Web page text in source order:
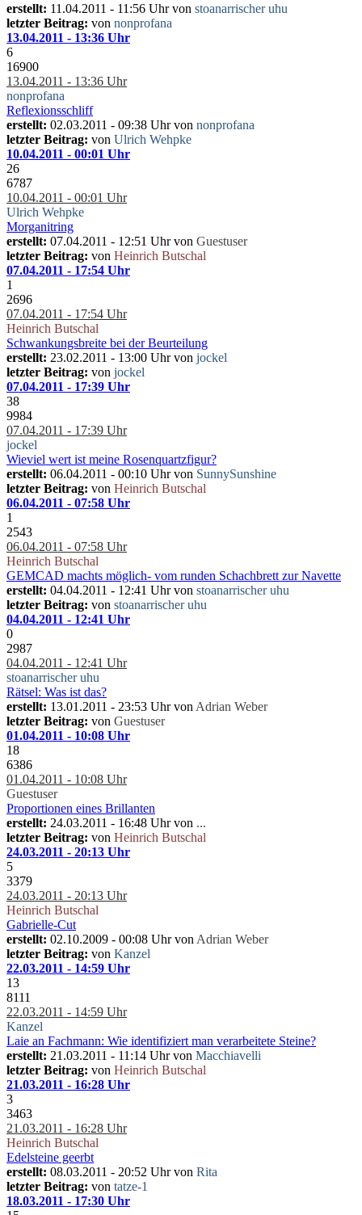
erstellt: 11.04.2011 - 11:56 Uhr von stoanarrischer uhu
letzter Beitrag: von nonprofana
13.04.2011 - 13:36 Uhr
6
16900
13.04.2011 - 13:36 Uhr
nonprofana
Reflexionsschliff
erstellt: 02.03.2011 - 09:38 Uhr von nonprofana
letzter Beitrag: von Ulrich Wehpke
10.04.2011 - 00:01 Uhr
26
6787
10.04.2011 - 00:01 Uhr
Ulrich Wehpke
Morganitring
erstellt: 07.04.2011 - 12:51 Uhr von Guestuser
letzter Beitrag: von Heinrich Butschal
07.04.2011 - 17:54 Uhr
1
2696
07.04.2011 - 17:54 Uhr
Heinrich Butschal
Schwankungsbreite bei der Beurteilung
erstellt: 23.02.2011 - 13:00 Uhr von jockel
letzter Beitrag: von jockel
07.04.2011 - 17:39 Uhr
38
9984
07.04.2011 - 17:39 Uhr
jockel
Wieviel wert ist meine Rosenquartzfigur?
erstellt: 06.04.2011 - 00:10 Uhr von SunnySunshine
letzter Beitrag: von Heinrich Butschal
06.04.2011 - 07:58 Uhr
1
2543
06.04.2011 - 07:58 Uhr
Heinrich Butschal
GEMCAD machts möglich- vom runden Schachbrett zur Navette
erstellt: 04.04.2011 - 12:41 Uhr von stoanarrischer uhu
letzter Beitrag: von stoanarrischer uhu
04.04.2011 - 12:41 Uhr
0
2987
04.04.2011 - 12:41 Uhr
stoanarrischer uhu
Rätsel: Was ist das?
erstellt: 13.01.2011 - 23:53 Uhr von Adrian Weber
letzter Beitrag: von Guestuser
01.04.2011 - 10:08 Uhr
18
6386
01.04.2011 - 10:08 Uhr
Guestuser
Proportionen eines Brillanten
erstellt: 24.03.2011 - 16:48 Uhr von ...
letzter Beitrag: von Heinrich Butschal
24.03.2011 - 20:13 Uhr
5
3379
24.03.2011 - 20:13 Uhr
Heinrich Butschal
Gabrielle-Cut
erstellt: 02.10.2009 - 00:08 Uhr von Adrian Weber
letzter Beitrag: von Kanzel
22.03.2011 - 14:59 Uhr
13
8111
22.03.2011 - 14:59 Uhr
Kanzel
Laie an Fachmann: Wie identifiziert man verarbeitete Steine?
erstellt: 21.03.2011 - 11:14 Uhr von Macchiavelli
letzter Beitrag: von Heinrich Butschal
21.03.2011 - 16:28 Uhr
3
3463
21.03.2011 - 16:28 Uhr
Heinrich Butschal
Edelsteine geerbt
erstellt: 08.03.2011 - 20:52 Uhr von Rita
letzter Beitrag: von tatze-1
18.03.2011 - 17:30 Uhr